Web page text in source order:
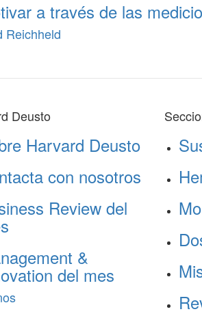
a través de las
Reichheld
Deusto
Harvard Deusto
con nosotros
Review del
&
del mes